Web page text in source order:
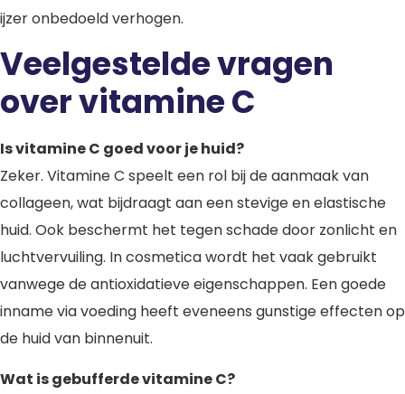
ijzer onbedoeld verhogen.
Veelgestelde vragen
over vitamine C
Is vitamine C goed voor je huid?
Zeker. Vitamine C speelt een rol bij de aanmaak van
collageen, wat bijdraagt aan een stevige en elastische
huid. Ook beschermt het tegen schade door zonlicht en
luchtvervuiling. In cosmetica wordt het vaak gebruikt
vanwege de antioxidatieve eigenschappen. Een goede
inname via voeding heeft eveneens gunstige effecten op
de huid van binnenuit.
Wat is gebufferde vitamine C?